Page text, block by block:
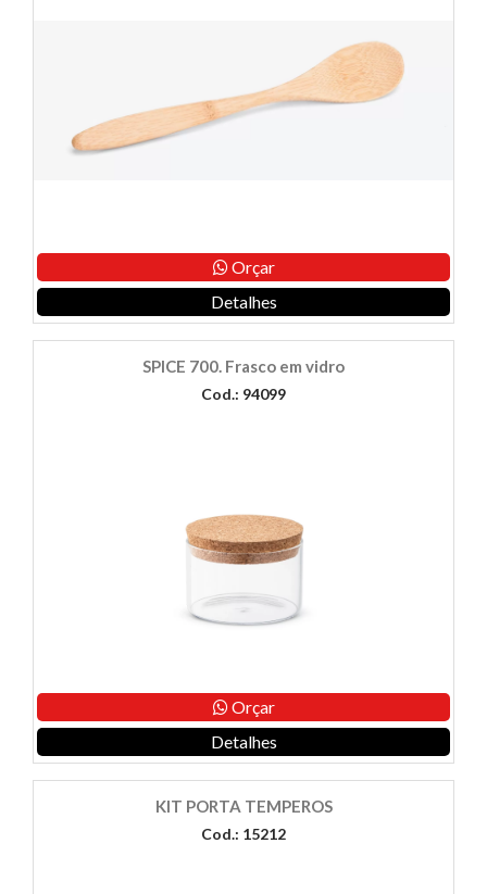
Orçar
Detalhes
SPICE 700. Frasco em vidro
Cod.: 94099
Orçar
Detalhes
KIT PORTA TEMPEROS
Cod.: 15212